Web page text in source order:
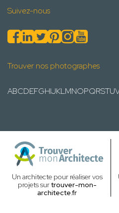
Suivez-nous
Trouver nos photographes
ABCDEFGHIJKLMNOPQRSTU
Un architecte pour réaliser vos
projets surtrouver-mon-
architecte.fr